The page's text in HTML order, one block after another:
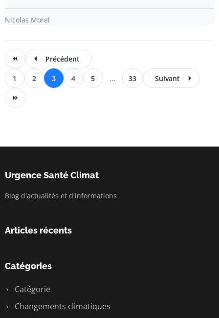
Nicolas Morel
Précédent
1 2 3 4 5 ... 33 Suivant
Urgence Santé Climat
Blog d'actualités et d'informations
Articles récents
Catégories
Catégorie
Changements climatiques